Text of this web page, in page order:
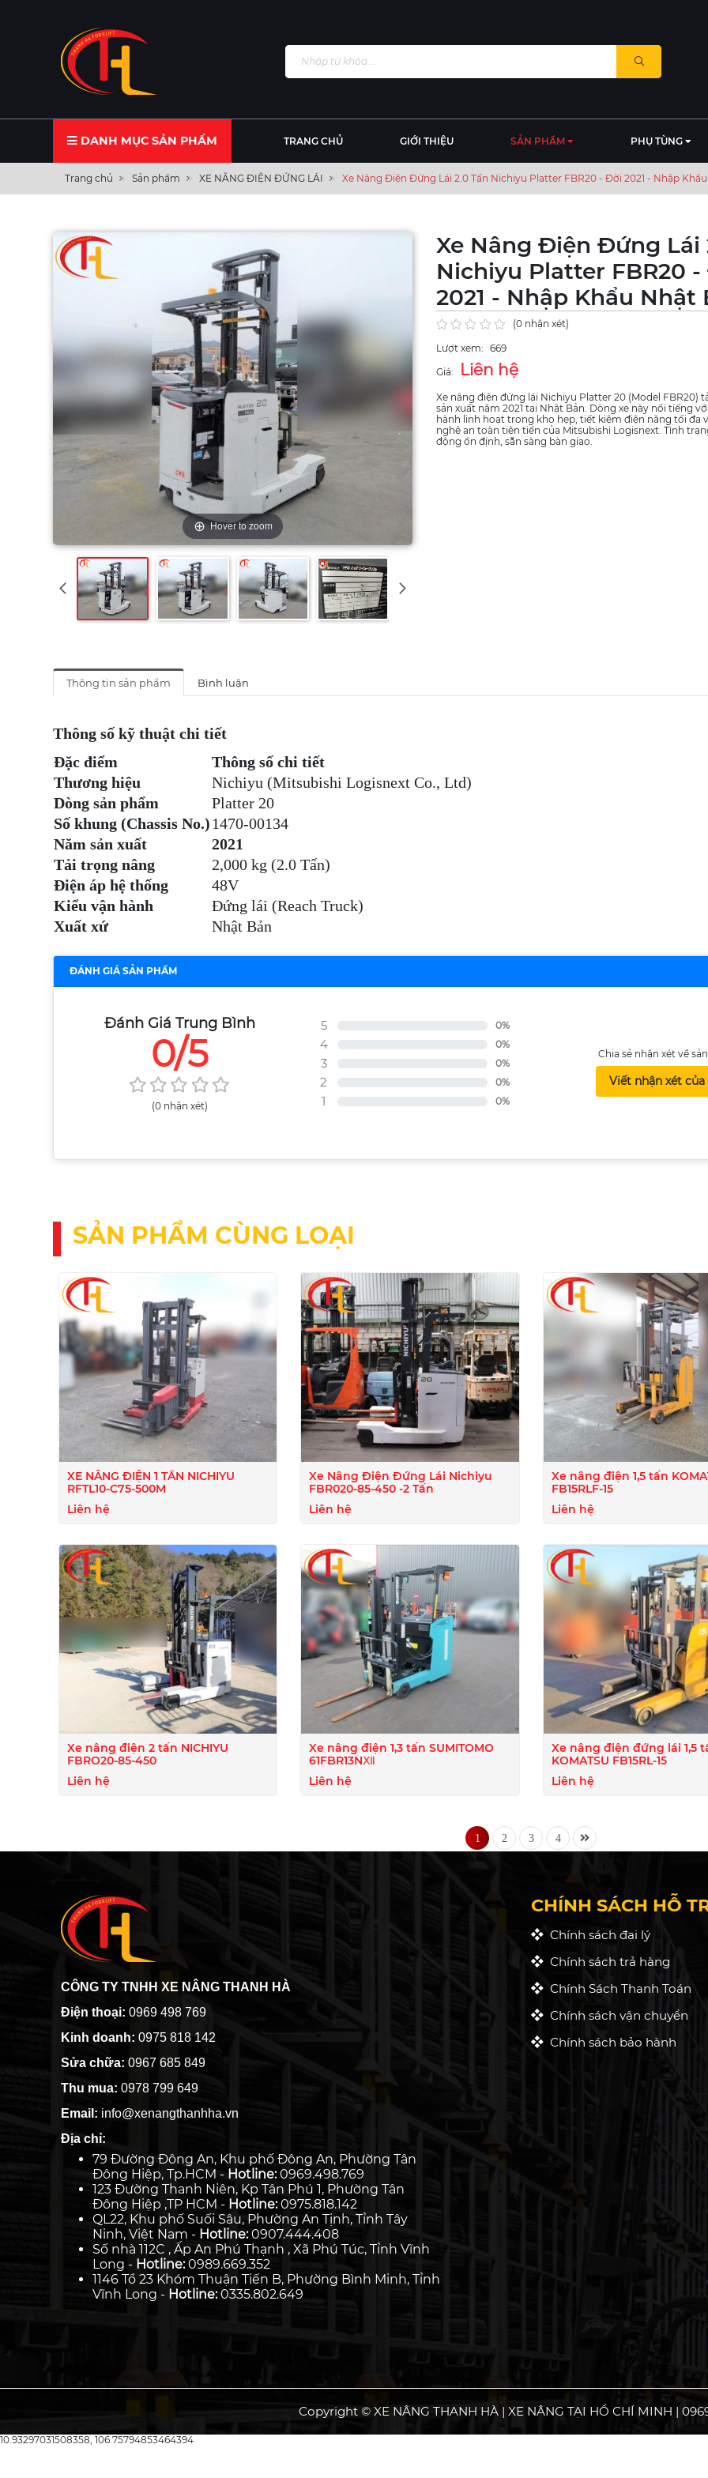
DANH MỤC SẢN PHẨM TRANG CHỦ GIỚI THIỆU SẢN PHẨM PHỤ TÙNG
Trang chủ Sản phẩm XE NÂNG ĐIỆN ĐỨNG LÁI Xe Nâng Điện Đứng Lái 2.0 Tấn Nichiyu Platter FBR20 - Đời 2021 - Nhập
Hover to zoom
Xe Nâng Điện Đứng Lái
Nichiyu Platter FBR20
2021 - Nhập Khẩu Nhật
(0 nhận xét)
Lượt xem: 669
Giá:
Liên hệ
Xe nâng điện đứng lái Nichiyu Platter 20 (Model FBR20)
sản xuất năm 2021 tại Nhật Bản. Dòng xe này nổi tiếng
hành linh hoạt trong kho hẹp, tiết kiệm điện năng tối đa
nghệ an toàn tiên tiến của Mitsubishi Logisnext. Tình
động ổn định, sẵn sàng bàn giao.
Thông tin sản phẩm Bình luận
Thông số kỹ thuật chi tiết
Đặc điểm
Thông số chi tiết
Thương hiệu
Nichiyu (Mitsubishi Logisnext Co., Ltd)
Dòng sản phẩm
Platter 20
Số khung (Chassis No.)1470-00134
Năm sản xuất
2021
Tải trọng nâng
2,000 kg (2.0 Tấn)
Điện áp hệ thống
48V
Kiểu vận hành
Đứng lái (Reach Truck)
Xuất xứ
Nhật Bản
ĐÁNH GIÁ SẢN PHẨM
Đánh Giá Trung Bình
0/5
(0 nhận xét)
5 0%
4 0%
3 0%
2 0%
1 0%
Chia sẻ nhận xét về
Viết nhận xét của
SẢN PHẨM CÙNG LOẠI
XE NÂNG ĐIỆN 1 TẤN NICHIYU
RFTL10-C75-500M
Liên hệ
Xe Nâng Điện Đứng Lái Nichiyu
FBR020-85-450 -2 Tấn
Liên hệ
Xe nâng điện 1,5 tấn
FB15RLF-15
Liên hệ
Xe nâng điện 2 tấn NICHIYU
FBRO20-85-450
Liên hệ
Xe nâng điện 1,3 tấn SUMITOMO
61FBR13NⅫ
Liên hệ
Xe nâng điện đứng lái 1,5
KOMATSU FB15RL-15
Liên hệ
1 2 3 4
CÔNG TY TNHH XE NÂNG THANH HÀ
Điện thoại: 0969 498 769
Kinh doanh: 0975 818 142
Sửa chữa: 0967 685 849
Thu mua: 0978 799 649
Email: info@xenangthanhha.vn
Địa chỉ:
79 Đường Đông An, Khu phố Đông An, Phường Tân
Đông Hiệp, Tp.HCM - Hotline:0969.498.769
123 Đường Thanh Niên, Kp Tân Phú 1, Phường Tân
Đông Hiệp ,TP HCM - Hotline:0975.818.142
QL22, Khu phố Suối Sâu, Phường An Tịnh, Tỉnh Tây
Ninh, Việt Nam - Hotline:0907.444.408
Số nhà 112C , Ấp An Phú Thạnh , Xã Phú Túc, Tỉnh Vĩnh
Long - Hotline:0989.669.352
1146 Tổ 23 Khóm Thuận Tiến B, Phường Bình Minh, Tỉnh
Vĩnh Long - Hotline:0335.802.649
CHÍNH SÁCH HỖ
Chính sách đại lý
Chính sách trả hàng
Chính Sách Thanh Toán
Chính sách vận chuyển
Chính sách bảo hành
Copyright © XE NÂNG THANH HÀ | XE NÂNG TẠI HỒ CHÍ MINH |
10.93297031508358, 106.75794853464394